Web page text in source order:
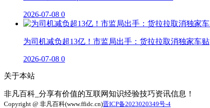
2026-07-08 0
为司机减负超13亿！市监局出手：货拉拉取消独家车贴
2026-07-08 0
关于本站
非凡百科_分享有价值的互联网知识经验技巧资讯信息！
Copyright @ 非凡百科(www.ffidc.cn)晋ICP备2023020349号-4